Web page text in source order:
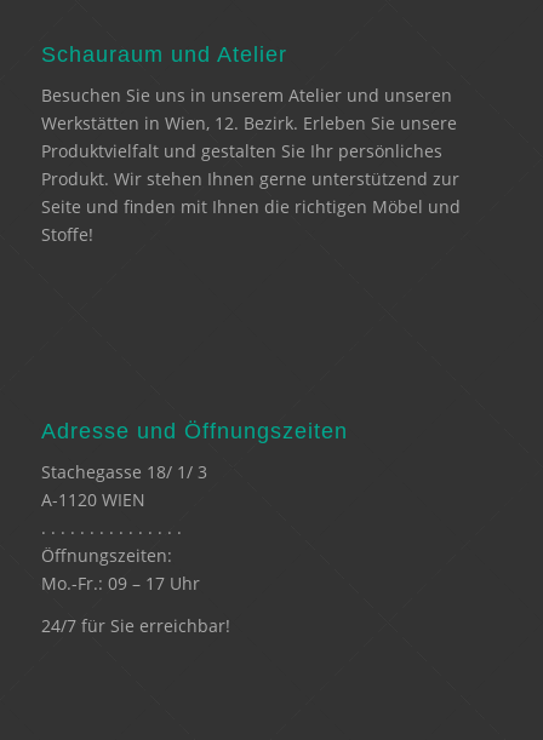
Schauraum und Atelier
Besuchen Sie uns in unserem Atelier und unseren
Werkstätten in Wien, 12. Bezirk. Erleben Sie unsere
Produktvielfalt und gestalten Sie Ihr persönliches
Produkt. Wir stehen Ihnen gerne unterstützend zur
Seite und finden mit Ihnen die richtigen Möbel und
Stoffe!
Adresse und Öffnungszeiten
Stachegasse 18/ 1/ 3
A-1120 WIEN
. . . . . . . . . . . . . . .
Öffnungszeiten:
Mo.-Fr.: 09 – 17 Uhr
24/7 für Sie erreichbar!